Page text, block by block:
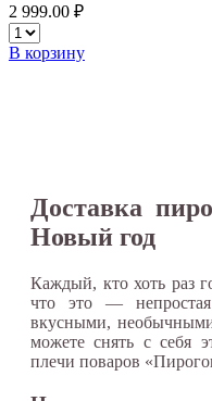
2 999.00 ₽
В корзину
Доставка
Новый год
Каждый, кто хоть раз
что это —
вкусными,
можете снять с себя
плечи поваров